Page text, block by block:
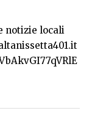
notizie locali